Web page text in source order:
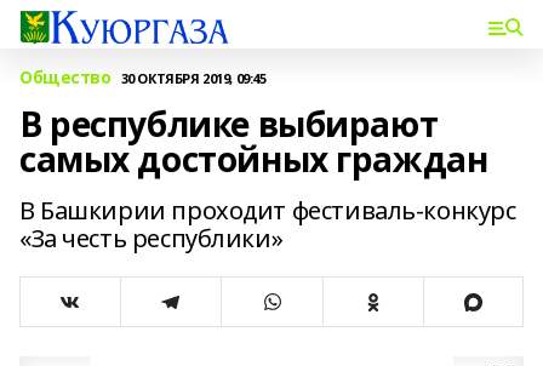
Общество 30 ОКТЯБРЯ 2019, 09:45
В республике выбирают
самых достойных граждан
В Башкирии проходит фестиваль-конкурс
«За честь республики»